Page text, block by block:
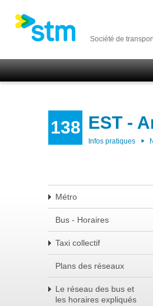
Société de
138 EST -
Infos pratiques
Métro
Bus - Horaires
Taxi collectif
Plans des réseaux
Le réseau des bus et
les horaires expliqués